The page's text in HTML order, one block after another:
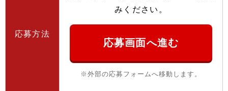
応募方法
みください。
応募画面へ進む
※外部の応募フォームへ移動します。